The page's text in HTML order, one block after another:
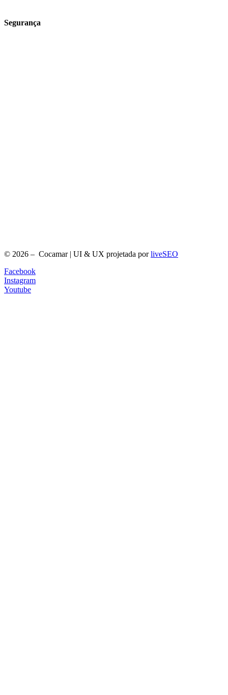
Segurança
© 2026 – Cocamar | UI & UX projetada porliveSEO
Facebook
Instagram
Youtube